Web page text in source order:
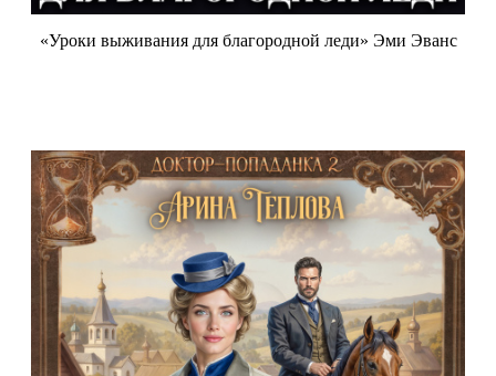
«Уроки выживания для благородной леди» Эми Эванс